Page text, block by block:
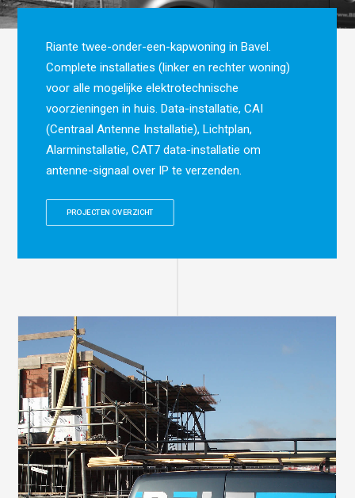
Riante twee-onder-een-kapwoning in Bavel.
Complete installaties (linker en rechter woning)
voor alle mogelijke elektrotechnische
voorzieningen in huis. Data-installatie, CAI
(Centraal Antenne Installatie), Lichtplan,
Alarminstallatie, CAT7 data-installatie om
antenne-signaal over IP te verzenden.
PROJECTEN OVERZICHT